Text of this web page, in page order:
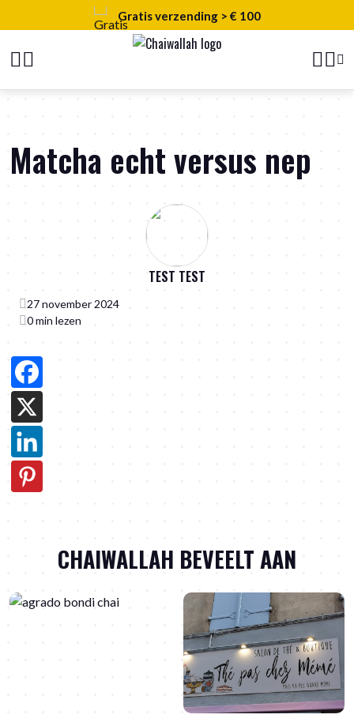
Gratis verzending > € 100
Matcha echt versus nep
TEST TEST
27 november 2024
0 min lezen
CHAIWALLAH BEVEELT AAN